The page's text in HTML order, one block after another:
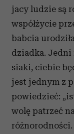
jacy ludzie są
współżycie
babcia
dziadka.
siaki, ciebie
jest jednym z
powiedzieć:
wolę patrzeć
różnorodności.